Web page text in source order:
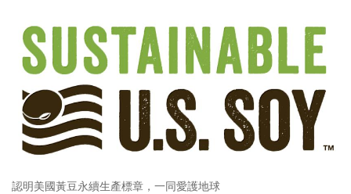
認明美國黃豆永續生產標章，一同愛護地球